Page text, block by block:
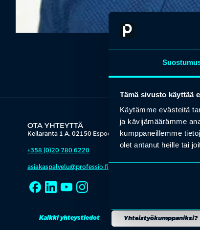
Tämä sivusto käyttää
Käytämme evästeitä
ja kävijämäärämme
kumppaneillemme
olet antanut heille tai
OTA YHTEYTTÄ
Keilaranta 1 A, 02150 Espoo
+358 (0)20 780 6220
asiakaspalvelu@professio.fi
Kaikki yhteystiedot Yhteistyökumppaniksi?